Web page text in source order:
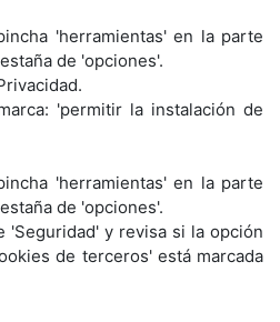
'herramientas' en la parte
de 'opciones'.
'permitir la instalación de
'herramientas' en la parte
de 'opciones'.
'Seguridad' y revisa si la opción
de terceros' está marcada